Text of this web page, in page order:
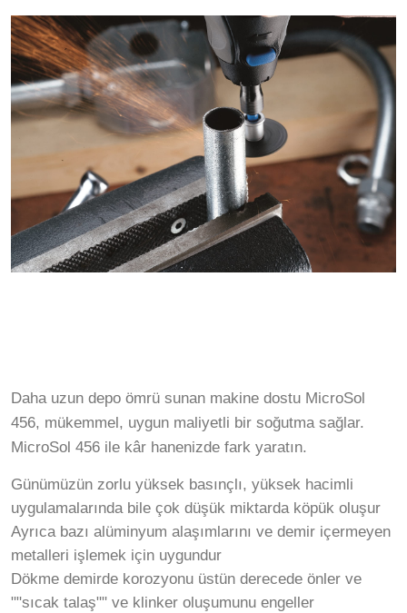
Daha uzun depo ömrü sunan makine dostu MicroSol
456, mükemmel, uygun maliyetli bir soğutma sağlar.
MicroSol 456 ile kâr hanenizde fark yaratın.
Günümüzün zorlu yüksek basınçlı, yüksek hacimli
uygulamalarında bile çok düşük miktarda köpük oluşur
Ayrıca bazı alüminyum alaşımlarını ve demir içermeyen
metalleri işlemek için uygundur
Dökme demirde korozyonu üstün derecede önler ve
""sıcak talaş"" ve klinker oluşumunu engeller